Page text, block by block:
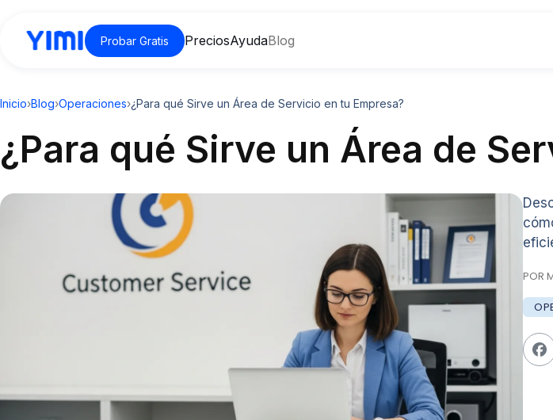
Probar Gratis PreciosAyudaBlog
Inicio›Blog›Operaciones›¿Para qué Sirve un Área de Servicio en tu Empresa?
¿Para qué Sirve un Área de
POR